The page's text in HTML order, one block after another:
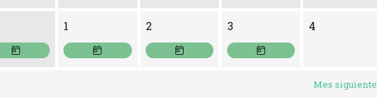
Miércoles 30 de Septiembre
1 Jueves 1 de Octubre
2Viernes 2 de Octubre
3Sábado 3 de Octubre
4
Mes siguiente